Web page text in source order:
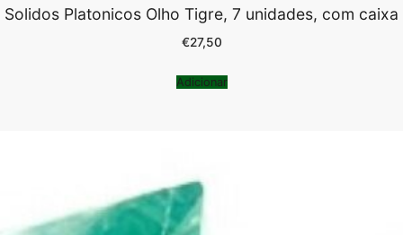
Solidos Platonicos Olho Tigre, 7 unidades, com caixa
€27,50
Adicionar